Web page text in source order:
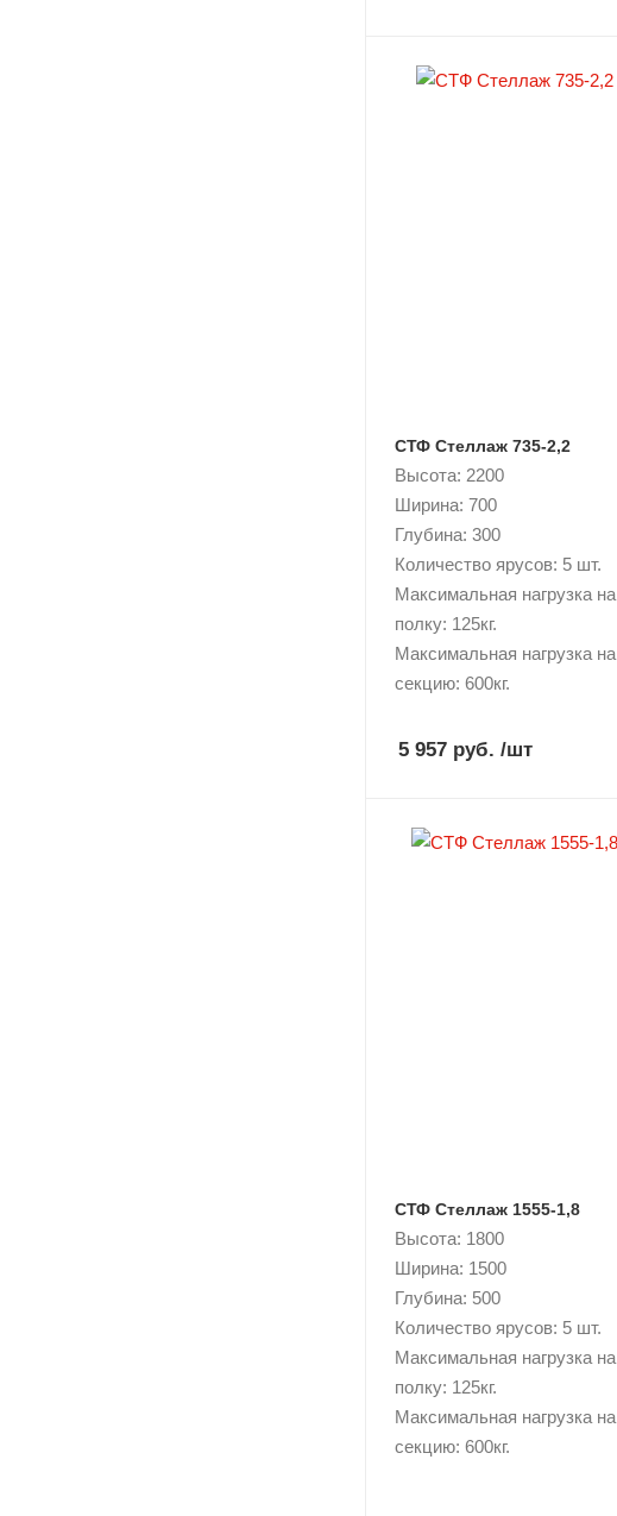
СТФ Стеллаж 735-2,2
Высота: 2200
Ширина: 700
Глубина: 300
Количество ярусов: 5 шт.
Максимальная нагрузка на
полку: 125кг.
Максимальная нагрузка на
секцию: 600кг.
5 957 руб. /шт
СТФ Стеллаж 1555-1,8
Высота: 1800
Ширина: 1500
Глубина: 500
Количество ярусов: 5 шт.
Максимальная нагрузка на
полку: 125кг.
Максимальная нагрузка на
секцию: 600кг.